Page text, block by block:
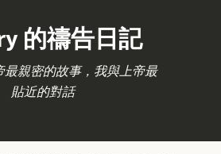
的禱告日記
最親密的故事，我與上帝最
貼近的對話